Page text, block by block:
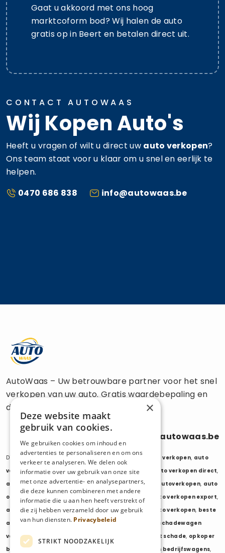
Gaat u akkoord met ons hoog
marktcoform bod? Wij halen de auto
gratis op in Beert en betalen direct uit.
CONTACT AUTOWAAS
Wij Kopen Auto's
Heeft u vragen of wilt u direct uw auto verkopen?
Ons team staat voor u klaar om u snel en eerlijk te
helpen.
0470 686 838
info@autowaas.be
AutoWaas – Uw betrouwbare partner voor het snel
verkopen van uw auto. Gratis waardebepaling en
directe uitbetaling.
info@autowaas.be
Diensten: auto verkopen auto export verkopen, auto
verkopen export,auto verkopen zonder keuring auto verkopen direct,
auto tweedehands verkopen,mijn auto verkopen autoverkopen, auto
opkopers
opkoper auto , export auto verkopen auto verkopen export,
auto opkoper export,opkopen van auto's,oude auto verkopen, beste
auto opkoper,wij kopen auto's,wij kopen uw auto
schadewagen
verkopen
opkoper auto met schade, opkoper
bedrijfswagens
verkopen bedrijfswagens,
×
Deze website maakt
gebruik van cookies.
We gebruiken cookies om inhoud en
advertenties te personaliseren en om ons
verkeer te analyseren. We delen ook
informatie over uw gebruik van onze site
met onze advertentie- en analysepartners,
die deze kunnen combineren met andere
informatie die u aan hen heeft verstrekt of
die zij hebben verzameld door uw gebruik
van hun diensten. Privacybeleid
STRIKT NOODZAKELIJK